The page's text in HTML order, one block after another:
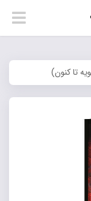
تا کنون)